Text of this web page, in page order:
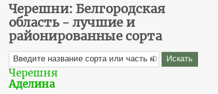
Черешни: Белгородская
область - лучшие и
районированные сорта
Черешня
Аделина